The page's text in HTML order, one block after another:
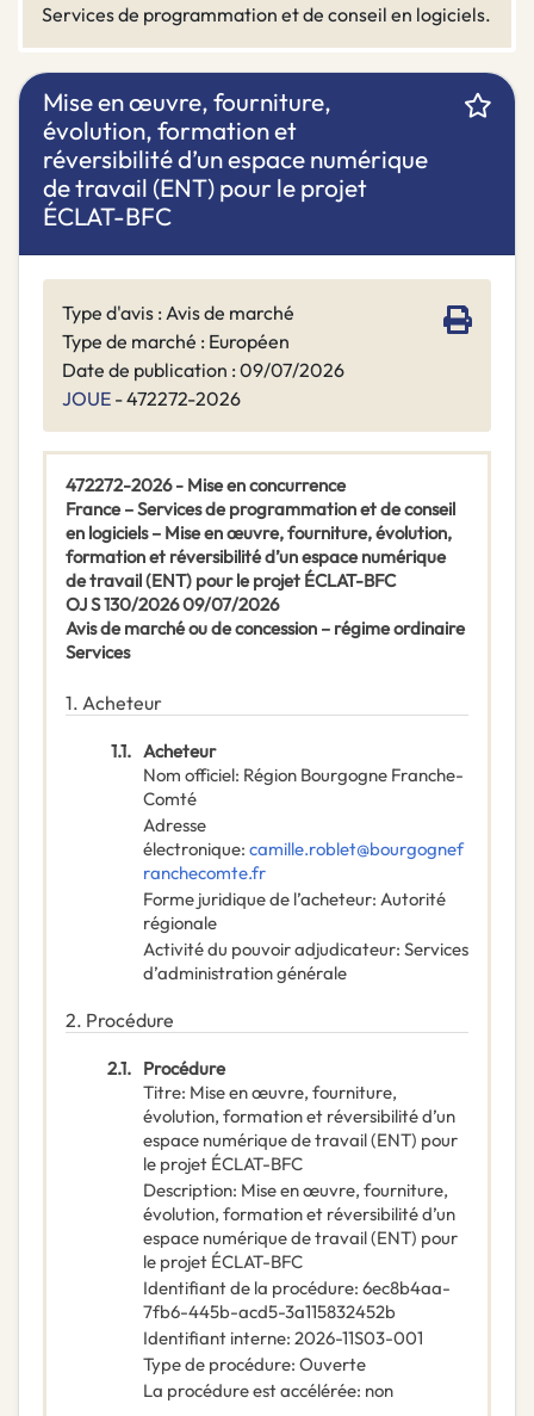
Services de programmation et de conseil en logiciels.
Mise en œuvre, fourniture,
évolution, formation et
réversibilité d’un espace numérique
de travail (ENT) pour le projet
ÉCLAT-BFC
Type d'avis : Avis de marché
Type de marché : Européen
Date de publication : 09/07/2026
JOUE - 472272-2026
472272-2026 - Mise en concurrence
France – Services de programmation et de conseil
en logiciels – Mise en œuvre, fourniture, évolution,
formation et réversibilité d’un espace numérique
de travail (ENT) pour le projet ÉCLAT-BFC
OJ S 130/2026 09/07/2026
Avis de marché ou de concession – régime ordinaire
Services
1. Acheteur
1.1. Acheteur
Nom officiel: Région Bourgogne Franche-
Comté
Adresse
électronique: camille.roblet@bourgognef
ranchecomte.fr
Forme juridique de l’acheteur: Autorité
régionale
Activité du pouvoir adjudicateur: Services
d’administration générale
2. Procédure
2.1. Procédure
Titre: Mise en œuvre, fourniture,
évolution, formation et réversibilité d’un
espace numérique de travail (ENT) pour
le projet ÉCLAT-BFC
Description: Mise en œuvre, fourniture,
évolution, formation et réversibilité d’un
espace numérique de travail (ENT) pour
le projet ÉCLAT-BFC
Identifiant de la procédure: 6ec8b4aa-
7fb6-445b-acd5-3a115832452b
Identifiant interne: 2026-11S03-001
Type de procédure: Ouverte
La procédure est accélérée: non